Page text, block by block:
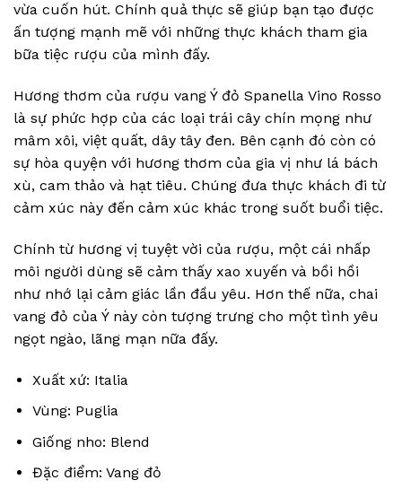
vừa cuốn hút. Chính quả thực sẽ giúp bạn tạo được
ấn tượng mạnh mẽ với những thực khách tham gia
bữa tiệc rượu của mình đấy.
Hương thơm của rượu vang Ý đỏ Spanella Vino Rosso
là sự phức hợp của các loại trái cây chín mọng như
mâm xôi, việt quất, dây tây đen. Bên cạnh đó còn có
sự hòa quyện với hương thơm của gia vị như lá bách
xù, cam thảo và hạt tiêu. Chúng đưa thực khách đi từ
cảm xúc này đến cảm xúc khác trong suốt buổi tiệc.
Chính từ hương vị tuyệt vời của rượu, một cái nhấp
môi người dùng sẽ cảm thấy xao xuyến và bồi hồi
như nhớ lại cảm giác lần đầu yêu. Hơn thế nữa, chai
vang đỏ của Ý này còn tượng trưng cho một tình yêu
ngọt ngào, lãng mạn nữa đấy.
Xuất xứ: Italia
Vùng: Puglia
Giống nho: Blend
Đặc điểm: Vang đỏ